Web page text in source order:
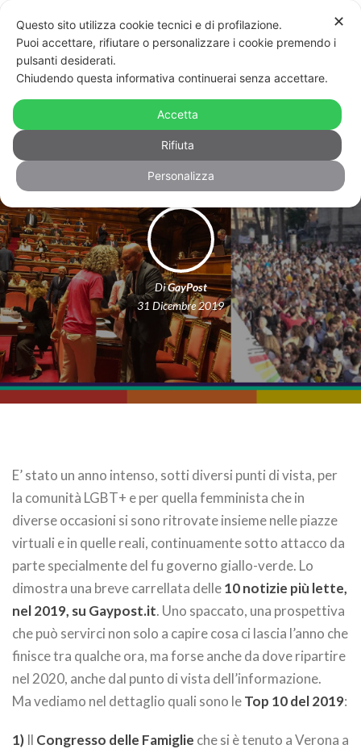
Addio 2019: le 10 notizie lgbt+ più
popolari dell’anno che sta per finire
DiGayPost
31 Dicembre 2019
E’ stato un anno intenso, sotti diversi punti di vista, per
la comunità LGBT+ e per quella femminista che in
diverse occasioni si sono ritrovate insieme nelle piazze
virtuali e in quelle reali, continuamente sotto attacco da
parte specialmente del fu governo giallo-verde. Lo
dimostra una breve carrellata delle10 notizie più lette,
nel 2019, su Gaypost.it. Uno spaccato, una prospettiva
che può servirci non solo a capire cosa ci lascia l’anno che
finisce tra qualche ora, ma forse anche da dove ripartire
nel 2020, anche dal punto di vista dell’informazione.
Ma vediamo nel dettaglio quali sono leTop 10 del 2019:
1) Il Congresso delle Famiglie che si è tenuto a Verona a
✕
Questo sito utilizza cookie tecnici e di profilazione.
Puoi accettare, rifiutare o personalizzare i cookie premendo i
pulsanti desiderati.
Chiudendo questa informativa continuerai senza accettare.
Accetta
Rifiuta
Personalizza